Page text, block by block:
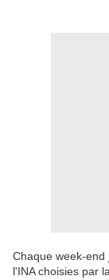
Chaque week-
l'INA choisies par